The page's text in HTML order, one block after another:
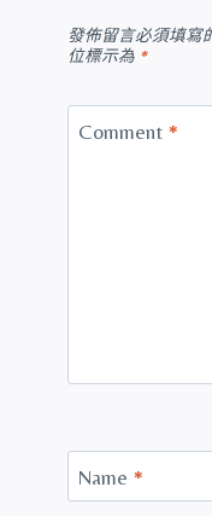
發佈留言必須填寫
位標示為 *
Comment *
Name *